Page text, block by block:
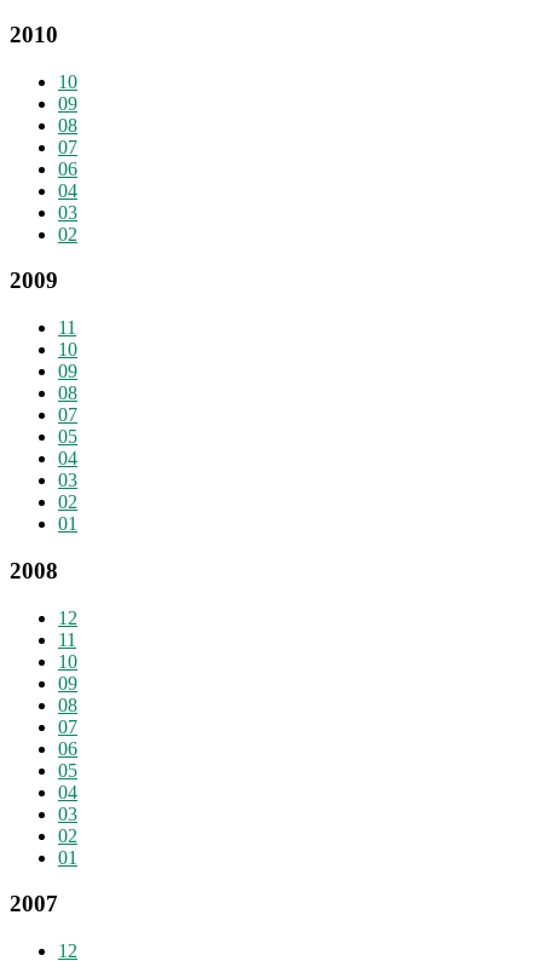
2010
10
09
08
07
06
04
03
02
2009
11
10
09
08
07
05
04
03
02
01
2008
12
11
10
09
08
07
06
05
04
03
02
01
2007
12